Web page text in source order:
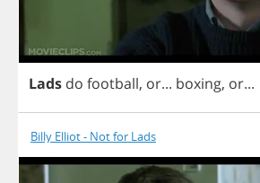
Lads do football, or... boxing, or...
Billy Elliot - Not for Lads